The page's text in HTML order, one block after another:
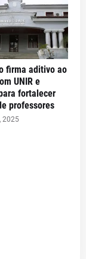
firma aditivo ao
UNIR e
fortalecer
professores
2025